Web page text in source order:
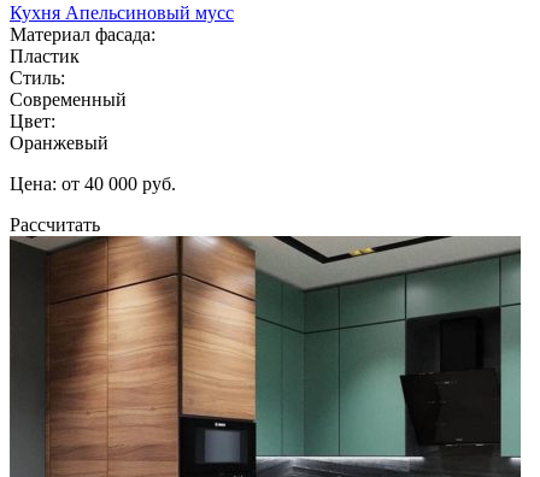
Кухня Апельсиновый мусс
Материал фасада:
Пластик
Стиль:
Современный
Цвет:
Оранжевый
Цена: от 40 000 руб.
Рассчитать